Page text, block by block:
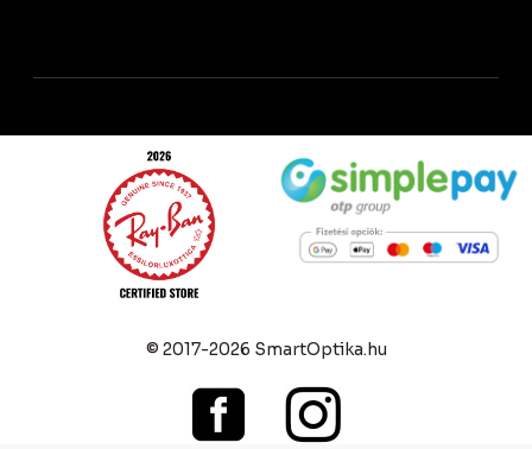
© 2017-2026 SmartOptika.hu